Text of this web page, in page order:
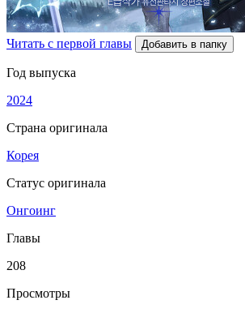
Читать с первой главы Добавить в папку
Год выпуска
2024
Страна оригинала
Корея
Статус оригинала
Онгоинг
Главы
208
Просмотры